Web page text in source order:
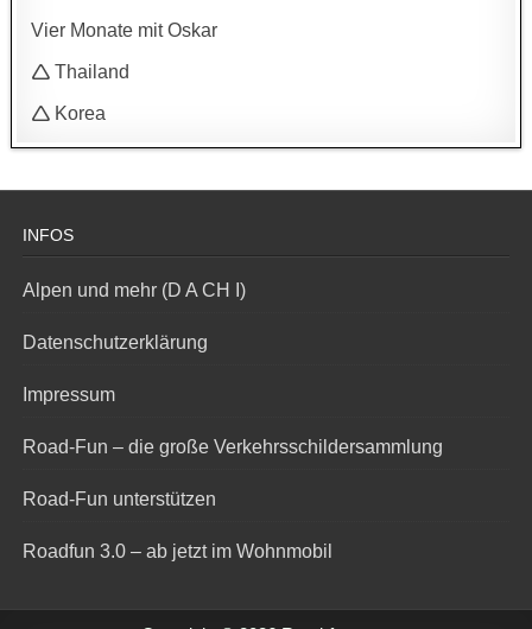
Vier Monate mit Oskar
🛆 Thailand
🛆 Korea
INFOS
Alpen und mehr (D A CH I)
Datenschutzerklärung
Impressum
Road-Fun – die große Verkehrsschildersammlung
Road-Fun unterstützen
Roadfun 3.0 – ab jetzt im Wohnmobil